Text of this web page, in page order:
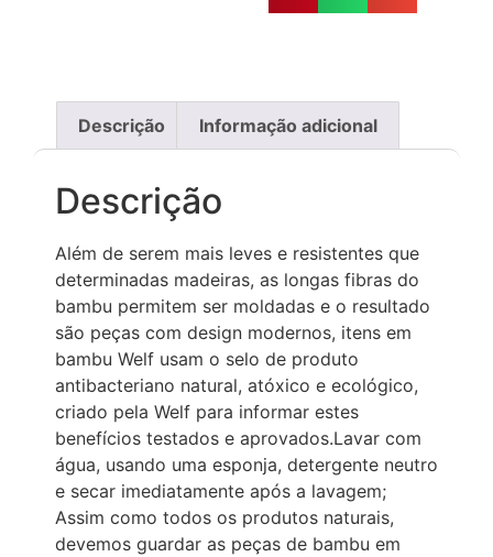
Descrição Informação adicional
Descrição
Além de serem mais leves e resistentes que
determinadas madeiras, as longas fibras do
bambu permitem ser moldadas e o resultado
são peças com design modernos, itens em
bambu Welf usam o selo de produto
antibacteriano natural, atóxico e ecológico,
criado pela Welf para informar estes
benefícios testados e aprovados.Lavar com
água, usando uma esponja, detergente neutro
e secar imediatamente após a lavagem;
Assim como todos os produtos naturais,
devemos guardar as peças de bambu em